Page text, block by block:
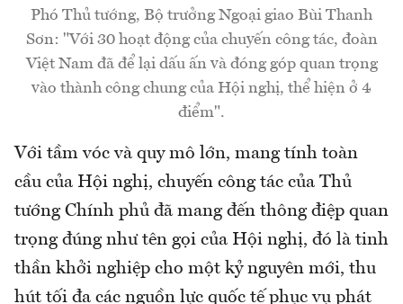
Phó Thủ tướng, Bộ trưởng Ngoại giao Bùi Thanh
Sơn: "Với 30 hoạt động của chuyến công tác, đoàn
Việt Nam đã để lại dấu ấn và đóng góp quan trọng
vào thành công chung của Hội nghị, thể hiện ở 4
điểm".
Với tầm vóc và quy mô lớn, mang tính toàn
cầu của Hội nghị, chuyến công tác của Thủ
tướng Chính phủ đã mang đến thông điệp quan
trọng đúng như tên gọi của Hội nghị, đó là tinh
thần khởi nghiệp cho một kỷ nguyên mới, thu
hút tối đa các nguồn lực quốc tế phục vụ phát